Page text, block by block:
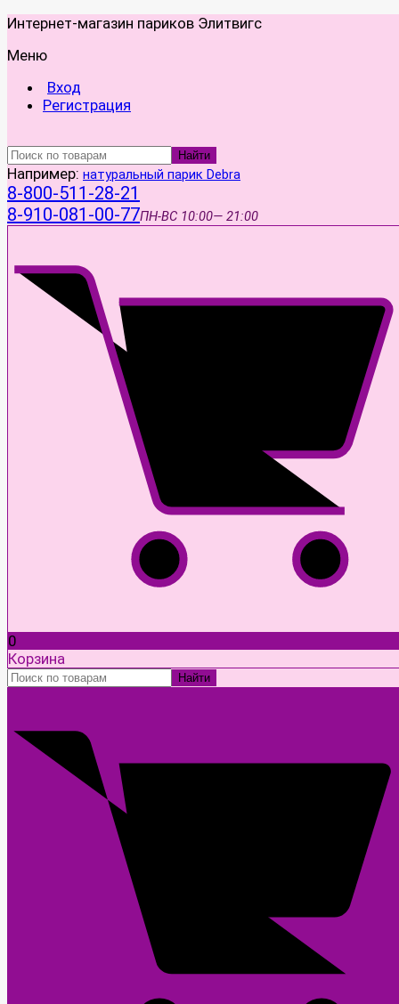
Интернет-магазин париков Элитвигс
Меню
Вход
Регистрация
Найти
Например: натуральный парик Debra
8-800-511-28-21
8-910-081-00-77ПН-ВС 10:00— 21:00
0
Корзина
Найти